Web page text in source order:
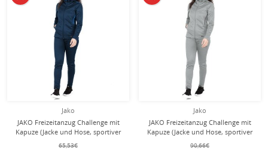
Jako
JAKO Freizeitanzug Challenge mit
Kapuze (Jacke und Hose, sportiver
Schnitt) dunkelblau/royal Damen
65,53€
Jako
JAKO Freizeitanzug Challenge mit
Kapuze (Jacke und Hose, sportiver
Schnitt) hellgrau Damen
90,66€